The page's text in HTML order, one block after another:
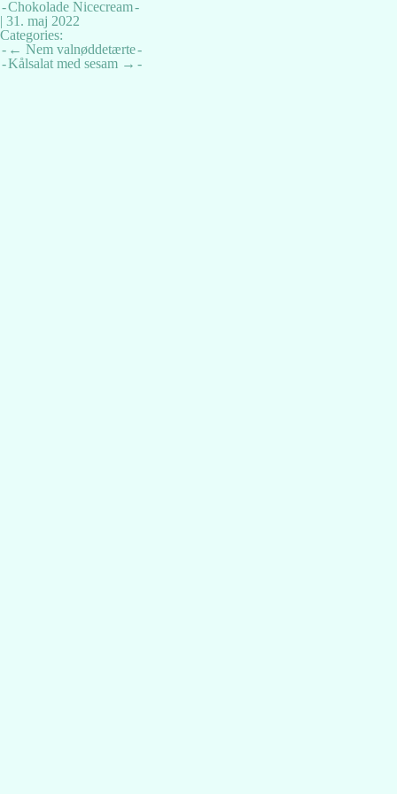
Chokolade Nicecream
| 31. maj 2022
Categories:
Indlægsnavigation
← Nem valnøddetærte
Kålsalat med sesam →